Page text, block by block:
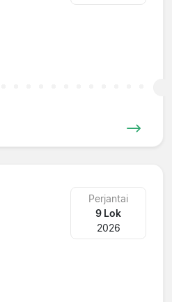
Perjantai
9 Lok
2026